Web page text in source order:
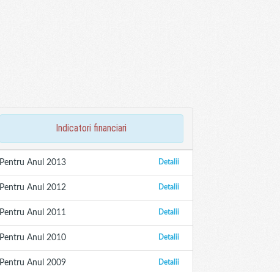
indicatori financiari
Detalii
Pentru Anul 2013
Detalii
Pentru Anul 2012
Detalii
Pentru Anul 2011
Detalii
Pentru Anul 2010
Detalii
Pentru Anul 2009